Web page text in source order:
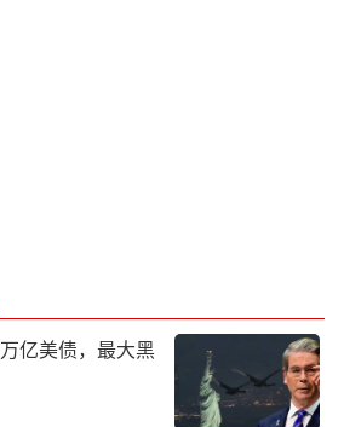
亿美债，最大黑